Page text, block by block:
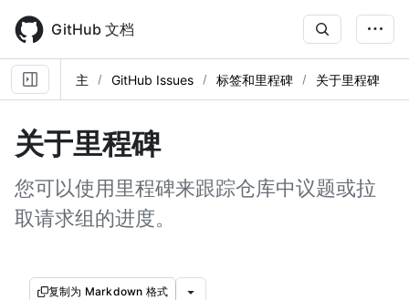
main
content
GitHub 文档
主 GitHub Issues 标签和里程碑 关于里程碑
关于里程碑
您可以使用里程碑来跟踪仓库中议题或拉
取请求组的进度。
复制为 Markdown 格式